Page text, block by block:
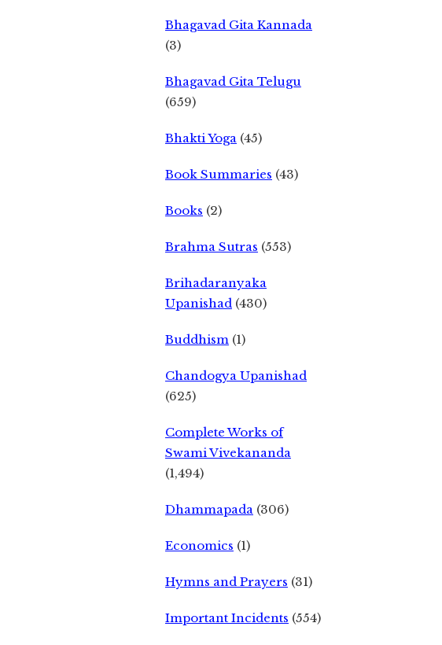
Bhagavad Gita Kannada
(3)
Bhagavad Gita Telugu
(659)
Bhakti Yoga (45)
Book Summaries (43)
Books (2)
Brahma Sutras (553)
Brihadaranyaka
Upanishad (430)
Buddhism (1)
Chandogya Upanishad
(625)
Complete Works of
Swami Vivekananda
(1,494)
Dhammapada (306)
Economics (1)
Hymns and Prayers (31)
Important Incidents (554)